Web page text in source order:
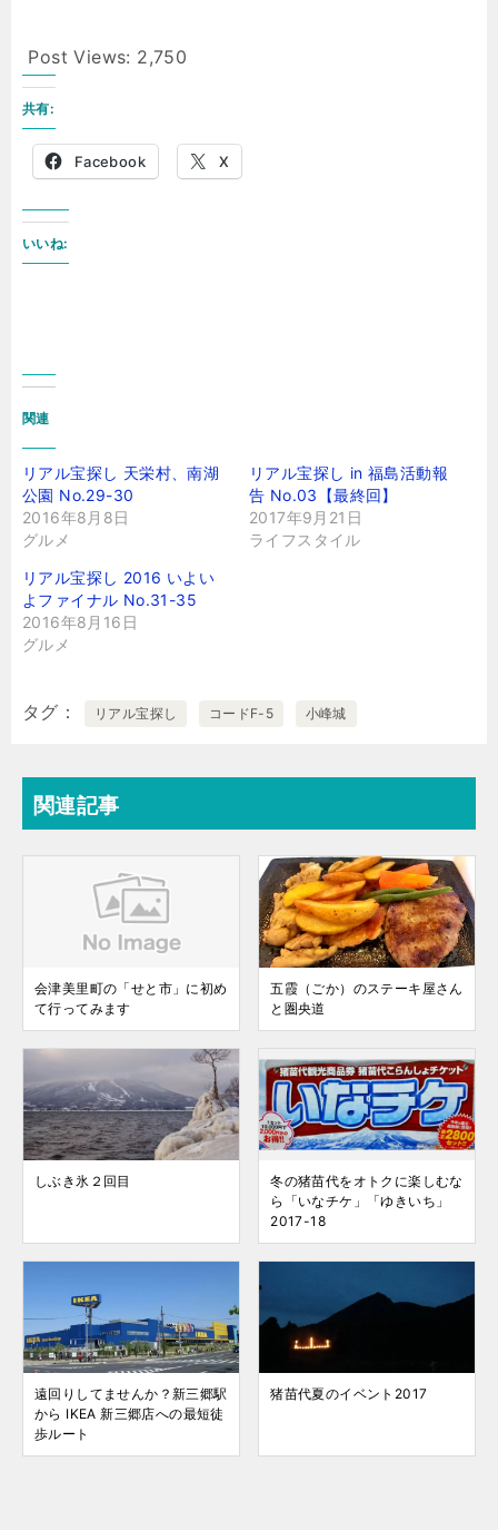
Post Views: 2,750
共有:
Facebook X
いいね:
関連
リアル宝探し 天栄村、南湖
公園 No.29-30
2016年8月8日
グルメ
リアル宝探し in 福島活動報
告 No.03【最終回】
2017年9月21日
ライフスタイル
リアル宝探し 2016 いよい
よファイナル No.31-35
2016年8月16日
グルメ
タグ リアル宝探し コードF-5 小峰城
関連記事
会津美里町の「せと市」に初め
て行ってみます
五霞（ごか）のステーキ屋さん
と圏央道
しぶき氷２回目
冬の猪苗代をオトクに楽しむな
ら「いなチケ」「ゆきいち」
2017-18
遠回りしてませんか？新三郷駅
から IKEA 新三郷店への最短徒
歩ルート
猪苗代夏のイベント2017